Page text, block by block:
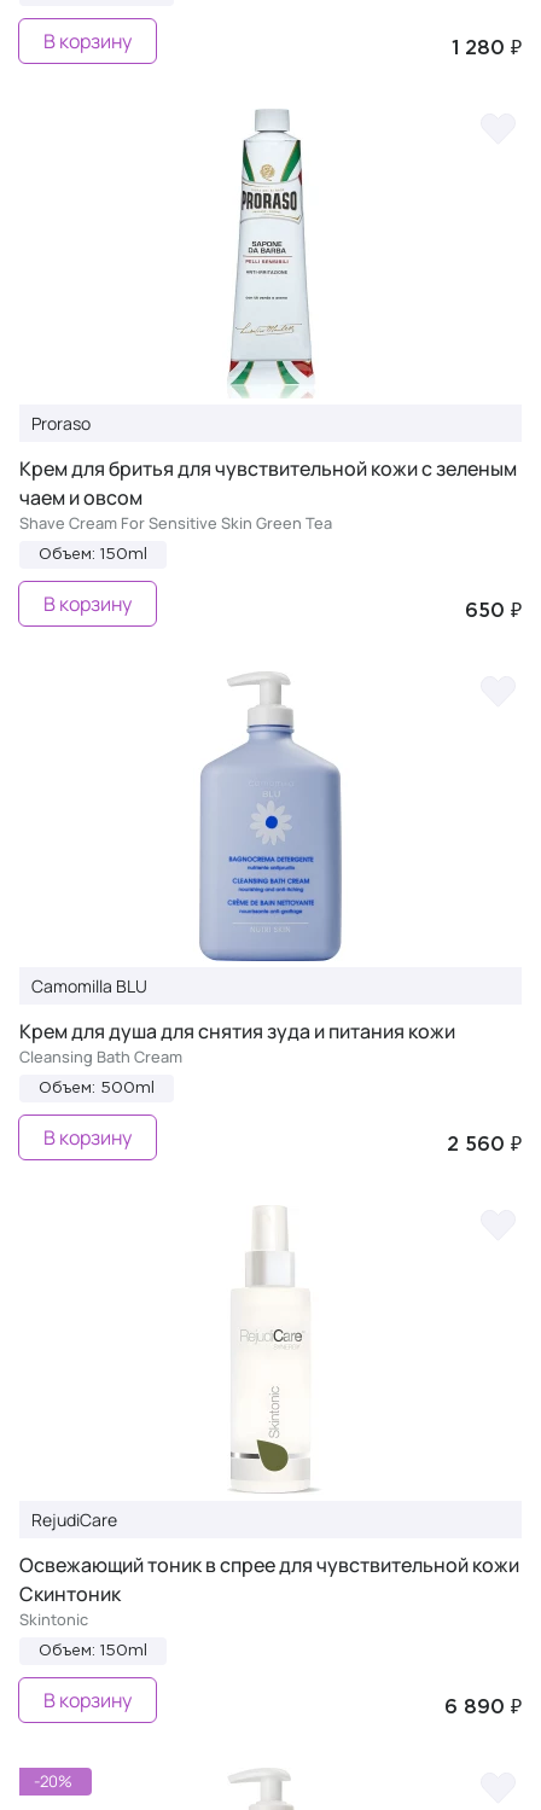
1 280 ₽
В корзину
Proraso
Крем для бритья для чувствительной кожи с зеленым
чаем и овсом
Shave Cream For Sensitive Skin Green Tea
Объем: 150ml
650 ₽
В корзину
Camomilla BLU
Крем для душа для снятия зуда и питания кожи
Cleansing Bath Cream
Объем: 500ml
2 560 ₽
В корзину
RejudiCare
Освежающий тоник в спрее для чувствительной кожи
Скинтоник
Skintonic
Объем: 150ml
6 890 ₽
В корзину
-20%